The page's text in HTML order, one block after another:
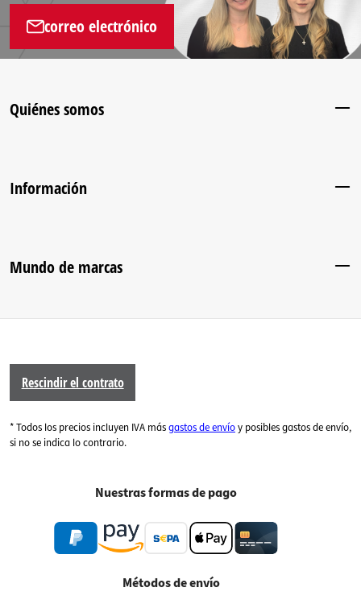
correo electrónico
Quiénes somos
Información
Mundo de marcas
Rescindir el contrato
* Todos los precios incluyen IVA másgastos de envíoy posibles gastos de envío,
si no se indica lo contrario.
Nuestras formas de pago
Métodos de envío